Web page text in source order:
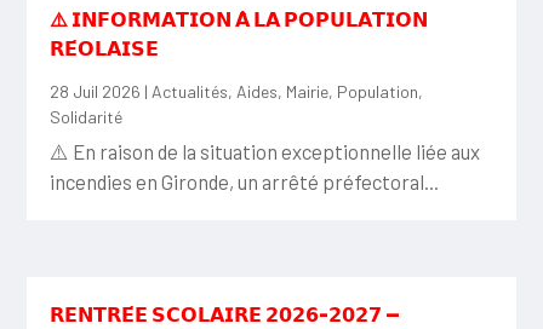
⚠️ 𝗜𝗡𝗙𝗢𝗥𝗠𝗔𝗧𝗜𝗢𝗡 𝗔̀ 𝗟𝗔 𝗣𝗢𝗣𝗨𝗟𝗔𝗧𝗜𝗢𝗡
𝗥𝗘́𝗢𝗟𝗔𝗜𝗦𝗘
28 Juil 2026 | Actualités, Aides, Mairie, Population,
Solidarité
⚠️ En raison de la situation exceptionnelle liée aux
incendies en Gironde, un arrêté préfectoral...
𝗥𝗘𝗡𝗧𝗥𝗘́𝗘 𝗦𝗖𝗢𝗟𝗔𝗜𝗥𝗘 𝟮𝟬𝟮𝟲-𝟮𝟬𝟮𝟳 —